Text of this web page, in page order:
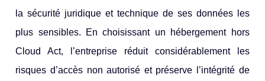
la sécurité juridique et technique de ses données les
plus sensibles. En choisissant un hébergement hors
Cloud Act, l’entreprise réduit considérablement les
risques d’accès non autorisé et préserve l’intégrité de